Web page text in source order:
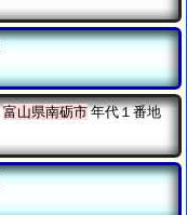
富山県南砺市年代１番地